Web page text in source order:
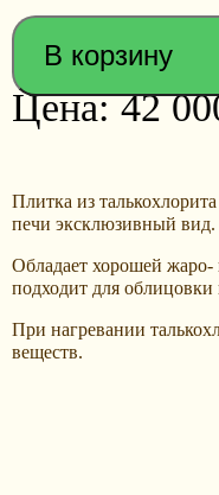
В корзину
42
Плитка из
печи эксклюзивный вид.
Обладает хорошей жаро-
подходит для облицовки
При нагревании
веществ.